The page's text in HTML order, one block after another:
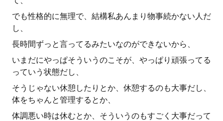
でも性格的に無理で、結構私あんまり物事続かない人だ
し、
長時間ずっと言ってるみたいなのができないから、
いまだにやっぱそういうのこそが、やっぱり頑張ってる
っていう状態だし、
そうじゃない休憩したりとか、休憩するのも大事だし、
体をちゃんと管理するとか、
体調悪い時は休むとか、そういうのもすごく大事だって